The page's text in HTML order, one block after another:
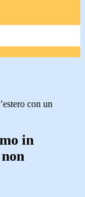
con un
in